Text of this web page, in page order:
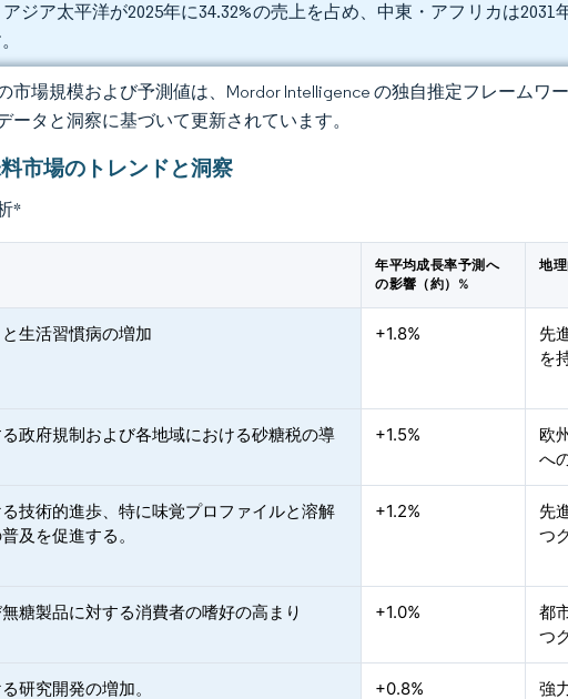
ジア太平洋が2025年に34.32%の売上を占め、中東・アフリカは2031
市場規模および予測値は、Mordor Intelligence の独自推定フレームワ
ータと洞察に基づいて更新されています。
市場のトレンドと洞察
*
年平均成長率予測へ
の影響（約）%
地
生活習慣病の増加 +1.8%
先
を
政府規制および各地域における砂糖税の導
+1.5%
欧
へ
技術的進歩、特に味覚プロファイルと溶解
及を促進する。
+1.2%
先
つ
糖製品に対する消費者の嗜好の高まり +1.0%
都
つ
研究開発の増加。 +0.8%
強